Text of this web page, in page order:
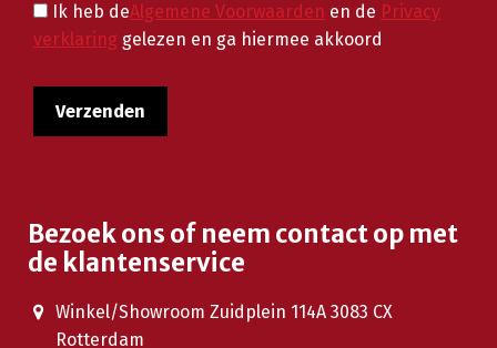
Ik heb deAlgemene Voorwaarden en de Privacy
verklaring gelezen en ga hiermee akkoord
Bezoek ons of neem contact op met
de klantenservice
Winkel/Showroom Zuidplein 114A 3083 CX
Rotterdam